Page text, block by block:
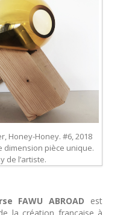
Honey-Honey. #6, 2018
dimension pièce unique.
de l’artiste.
FAWU ABROAD est